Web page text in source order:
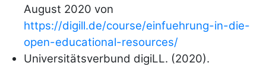
August 2020 von
https://digill.de/course/einfuehrung-in-die-
open-educational-resources/
Universitätsverbund digiLL. (2020).